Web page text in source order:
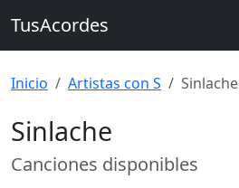
TusAcordes
Inicio Artistas con S Sinlache
Sinlache
Canciones disponibles